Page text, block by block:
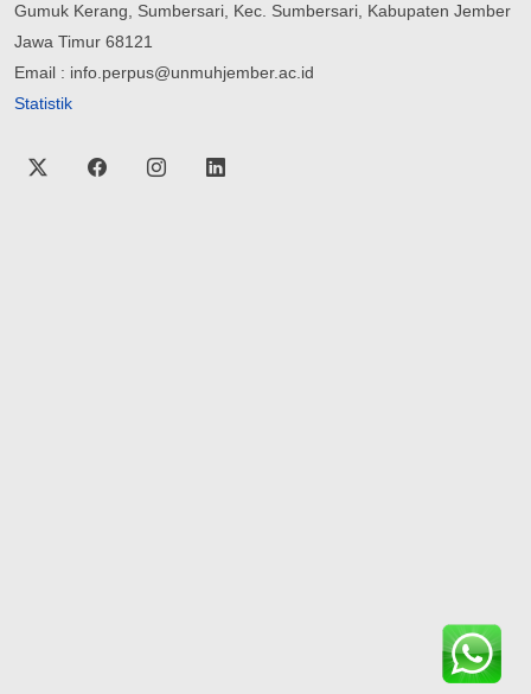
Gumuk Kerang, Sumbersari, Kec. Sumbersari, Kabupaten Jember
Jawa Timur 68121
Email : info.perpus@unmuhjember.ac.id
Statistik